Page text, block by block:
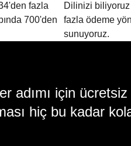
fazla
700'den
Dilinizi
fazla ödeme
sunuyoruz.
adımı için
hiç bu kadar